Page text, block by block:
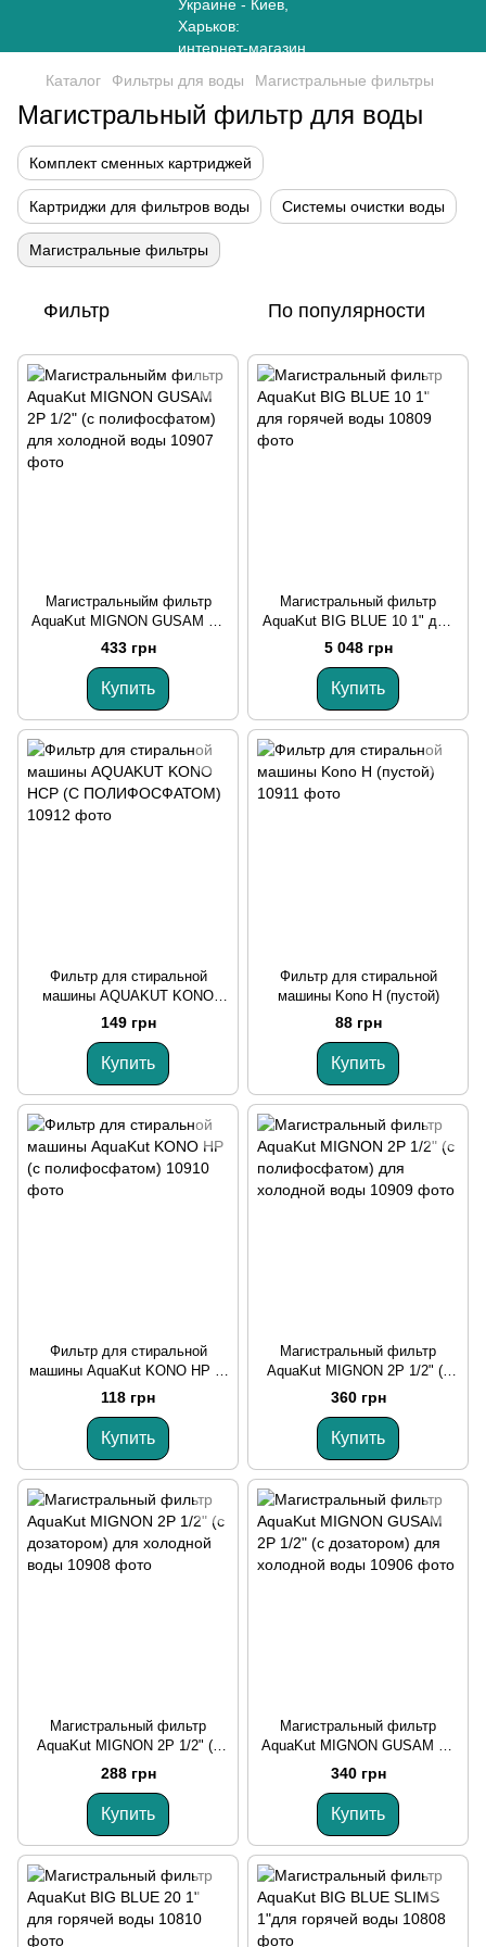
Каталог Фильтры для воды Магистральные фильтры
Магистральный фильтр для воды
Комплект сменных картриджей
Картриджи для фильтров воды Системы очистки воды
Магистральные фильтры
Фильтр По популярности
Магистральныйм фильтр
AquaKut MIGNON GUSAM 2P
1/2" (с полифосфатом) для
холодной воды
433 грн
Купить
Магистральный фильтр
AquaKut BIG BLUE 10 1" для
горячей воды
5 048 грн
Купить
Фильтр для стиральной
машины AQUAKUT KONO
HCP (С ПОЛИФОСФАТОМ)
149 грн
Купить
Фильтр для стиральной
машины Kono H (пустой)
88 грн
Купить
Фильтр для стиральной
машины AquaKut KONO HP (с
полифосфатом)
118 грн
Купить
Магистральный фильтр
AquaKut MIGNON 2P 1/2" (с
полифосфатом) для
холодной воды
360 грн
Купить
Магистральный фильтр
AquaKut MIGNON 2P 1/2" (с
дозатором) для холодной
воды
288 грн
Купить
Магистральный фильтр
AquaKut MIGNON GUSAM 2P
1/2" (с дозатором) для
холодной воды
340 грн
Купить